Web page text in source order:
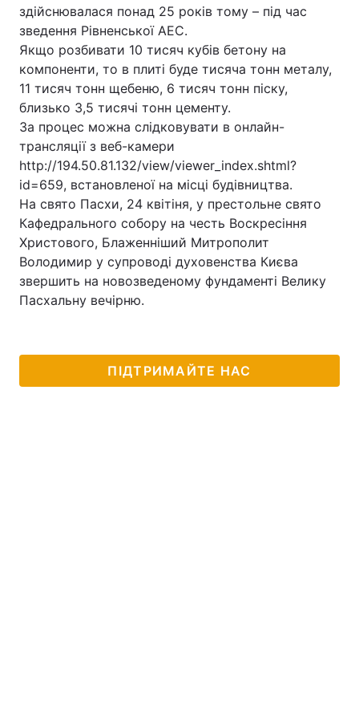
Відео з Youtube
Інтерв'ю
Архів Вакансії
Контакти
Послуги
здійснювалася понад 25 років тому – під час
зведення Рівненської АЕС.
Якщо розбивати 10 тисяч кубів бетону на
компоненти, то в плиті буде тисяча тонн металу,
11 тисяч тонн щебеню, 6 тисяч тонн піску,
близько 3,5 тисячі тонн цементу.
За процес можна слідковувати в онлайн-
трансляції з веб-камери
http://194.50.81.132/view/viewer_index.shtml?
id=659, встановленої на місці будівництва.
На свято Пасхи, 24 квітіня, у престольне свято
Кафедрального собору на честь Воскресіння
Христового, Блаженніший Митрополит
Володимир у супроводі духовенства Києва
звершить на новозведеному фундаменті Велику
Пасхальну вечірню.
ПІДТРИМАЙТЕ НАС